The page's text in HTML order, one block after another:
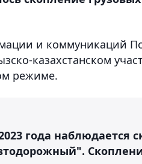
и коммуникаций
казахстанском
режиме.
года наблюдается